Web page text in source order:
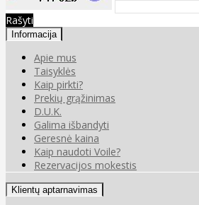
Rašyti
Informacija
Apie mus
Taisyklės
Kaip pirkti?
Prekių grąžinimas
D.U.K.
Galima išbandyti
Geresnė kaina
Kaip naudoti Voile?
Rezervacijos mokestis
Klientų aptarnavimas